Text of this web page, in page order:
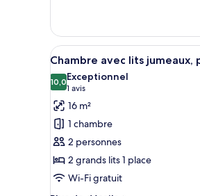
Chambre
confort
semi-
double
fumeurs
le
type
de
chambre
Chambre
confort
semi-
double
fumeurs
Afficher
toutes
les
photos
pour
ce
type
de
chambre :
8
Chambre avec lits jumeaux,
10,010,0 sur 10
Exceptionnel
1 avis
(1 avis)
16 m²
1 chambre
2 personnes
2 grands lits 1 place
Wi-Fi gratuit